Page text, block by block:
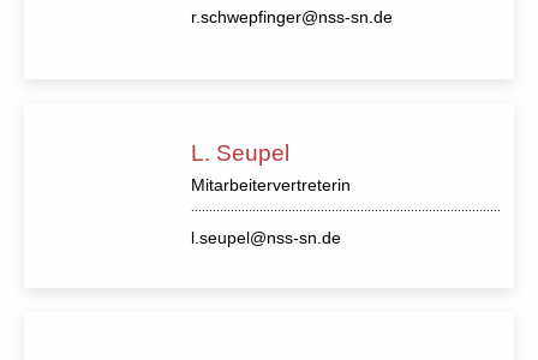
r.schwepfinger@nss-sn.de
L. Seupel
Mitarbeitervertreterin
l.seupel@nss-sn.de